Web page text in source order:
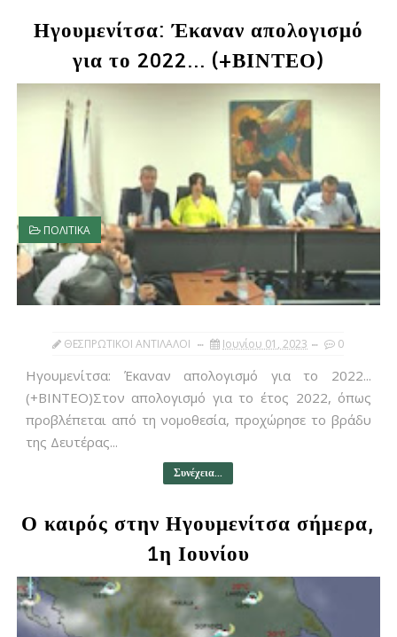
Ηγουμενίτσα: Έκαναν απολογισμό
για το 2022... (+ΒΙΝΤΕΟ)
ΠΟΛΙΤΙΚΑ
ΘΕΣΠΡΩΤΙΚΟΙ ΑΝΤΙΛΑΛΟΙ Ιουνίου 01, 2023 0
Ηγουμενίτσα: Έκαναν απολογισμό για το 2022...
(+ΒΙΝΤΕΟ)Στον απολογισμό για το έτος 2022, όπως
προβλέπεται από τη νομοθεσία, προχώρησε το βράδυ
της Δευτέρας...
Συνέχεια...
Ο καιρός στην Ηγουμενίτσα σήμερα,
1η Ιουνίου